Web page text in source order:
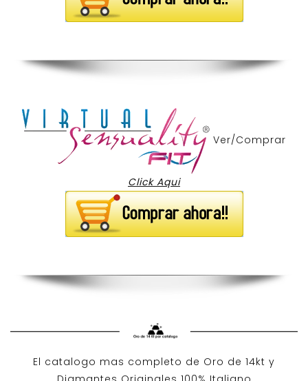
Ver/Comprar
Click Aqui
El catalogo mas completo de Oro de 14kt y